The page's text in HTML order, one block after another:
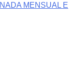
MENSUAL E